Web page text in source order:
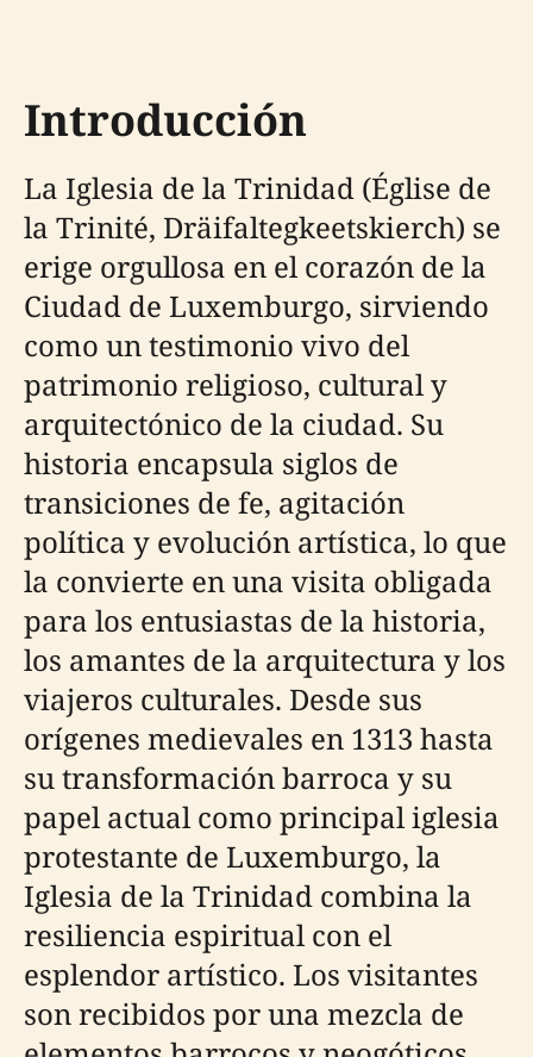
Introducción
La Iglesia de la Trinidad (Église de
la Trinité, Dräifaltegkeetskierch) se
erige orgullosa en el corazón de la
Ciudad de Luxemburgo, sirviendo
como un testimonio vivo del
patrimonio religioso, cultural y
arquitectónico de la ciudad. Su
historia encapsula siglos de
transiciones de fe, agitación
política y evolución artística, lo que
la convierte en una visita obligada
para los entusiastas de la historia,
los amantes de la arquitectura y los
viajeros culturales. Desde sus
orígenes medievales en 1313 hasta
su transformación barroca y su
papel actual como principal iglesia
protestante de Luxemburgo, la
Iglesia de la Trinidad combina la
resiliencia espiritual con el
esplendor artístico. Los visitantes
son recibidos por una mezcla de